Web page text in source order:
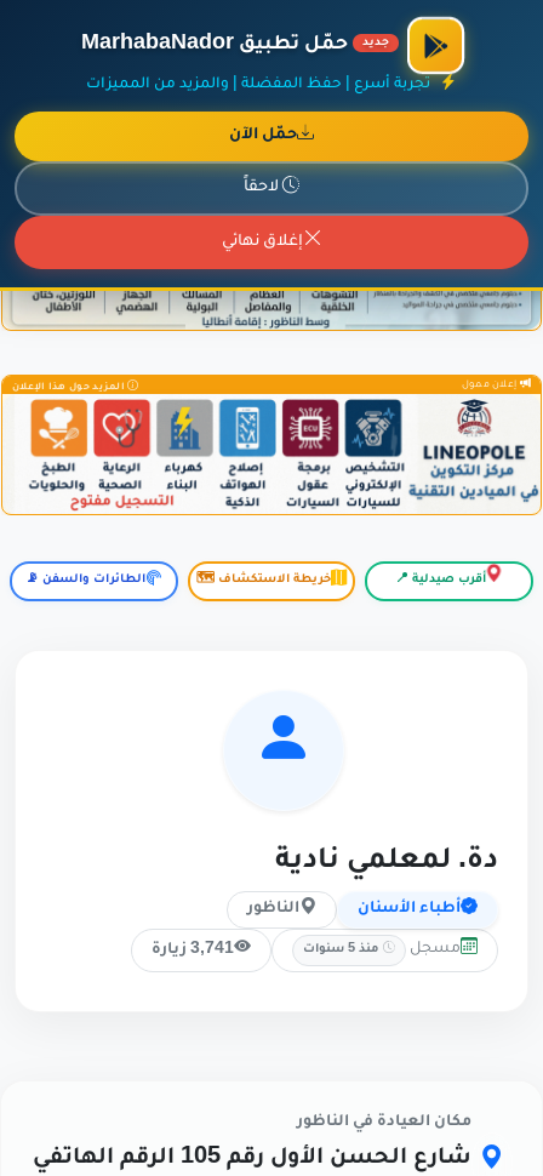
الراعي الرسمي لمنصة مرحباناظور،
أضف نشاطك مجاناً| آخر الإضافات|
جديد حمّل تطبيق MarhabaNador
تجربة أسرع | حفظ المفضلة | والمزيد من المميزات
حمّل الآن
لاحقاً
إغلاق نهائي
المزيد حول هذا الإعلان
إعلان ممول المزيد حول هذا الإعلان
أقرب صيدلية 📍 خريطة الاستكشاف 🗺️ الطائرات والسفن 📡
دة. لمعلمي نادية
أطباء الأسنان الناظور
مسجل منذ 5 سنوات 3,741 زيارة
مكان العيادة في الناظور
شارع الحسن الأول رقم 105 الرقم الهاتفي